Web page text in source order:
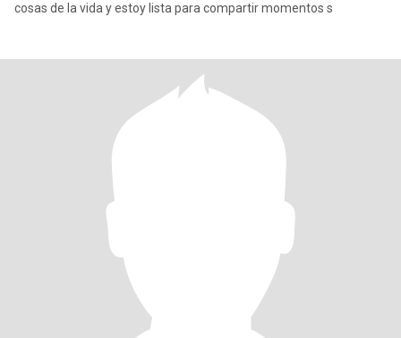
cosas de la vida y estoy lista para compartir momentos s